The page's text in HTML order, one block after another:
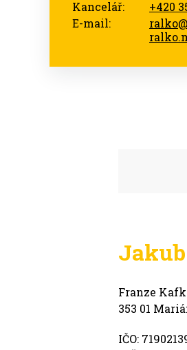
Kancelář:
+420
E-mail:
Franze
353 01
IČO: